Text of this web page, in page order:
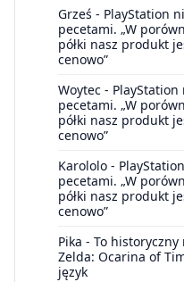
Grześ - PlayStation
pecetami. „W
półki nasz produkt
cenowo”
Woytec -
pecetami. „W
półki nasz produkt
cenowo”
Karololo -
pecetami. „W
półki nasz produkt
cenowo”
Pika - To
Zelda: Ocarina of
język